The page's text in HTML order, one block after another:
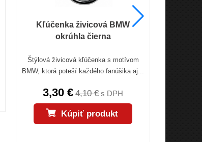
Kľúčenka živicová BMW
okrúhla čierna
Štýlová živicová kľúčenka s motívom
BMW, ktorá poteší každého fanúšika aj...
3,30 € 4,10 €s DPH
Kúpiť produkt